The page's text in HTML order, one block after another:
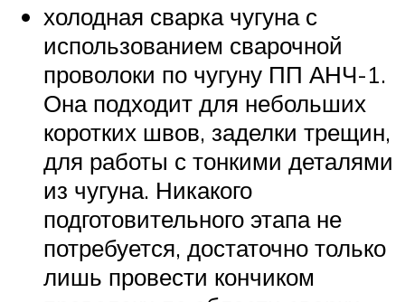
холодная сварка чугуна с
использованием сварочной
проволоки по чугуну ПП АНЧ-1.
Она подходит для небольших
коротких швов, заделки трещин,
для работы с тонкими деталями
из чугуна. Никакого
подготовительного этапа не
потребуется, достаточно только
лишь провести кончиком